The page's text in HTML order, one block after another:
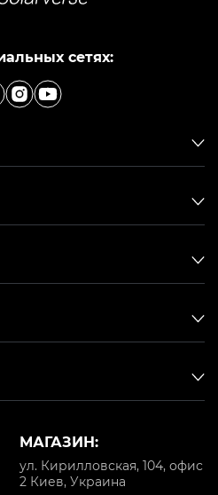
сетях:
МАГАЗИН:
ул. Кирилловская, 104, офис
2 Киев, Украина